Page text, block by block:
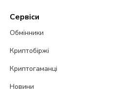
Сервіси
Обмінники
Криптобіржі
Криптогаманці
Новини